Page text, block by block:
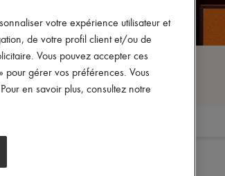
votre expérience utilisateur et
de votre profil client et/ou de
Vous pouvez accepter ces
pour gérer vos préférences. Vous
en savoir plus, consultez notre